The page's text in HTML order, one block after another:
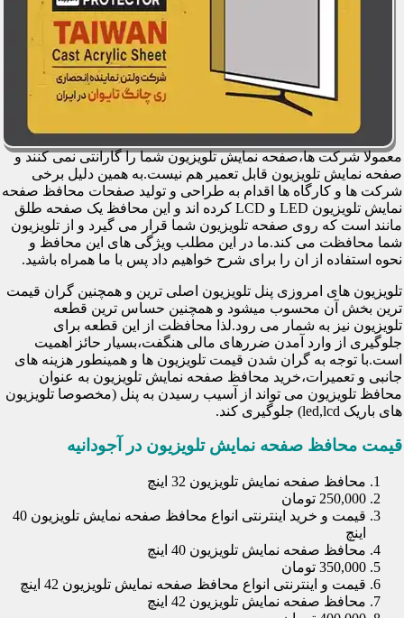
معمولا شرکت ها،صفحه نمایش تلویزیون شما را گارانتی نمی کنند و
صفحه نمایش تلویزیون قابل تعمیر هم نیست.به همین دلیل برخی
شرکت ها و کارگاه ها اقدام به طراحی و تولید صفحات محافظ صفحه
نمایش تلویزیون LED و LCD کرده اند و این محافظ یک صفحه طلق
مانند است که روی صفحه تلویزیون شما قرار می گیرد و از تلویزیون
شما محافظت می کند.ما در این مطلب ویژگی های این محافظ و
نحوه استفاده از ان را برای شرح خواهیم داد پس با ما همراه باشید.
تلویزیون های امروزی پنل تلویزیون اصلی ترین و همچنین گران قیمت
ترین بخش آن محسوب میشود و همچنین حساس ترین قطعه
تلویزیون نیز به شمار می رود.لذا محافظت از این قطعه برای
جلوگیری از وارد آمدن ضررهای مالی هنگفت،بسیار حائز اهمیت
است.با توجه به گران شدن قیمت تلویزیون ها و همینطور هزینه های
جانبی و تعمیرات،خرید محافظ صفحه نمایش تلویزیون به عنوان
محافظ تلویزیون می تواند از آسیب رسیدن به پنل (مخصوصا تلویزیون
های باریک led,lcd) جلوگیری کند.
قیمت محافظ صفحه نمایش تلویزیون در آجودانیه
محافظ صفحه نمایش تلویزیون 32 اینچ
250,000 تومان
قیمت و خرید اینترنتی انواع محافظ صفحه نمایش تلویزیون 40
اینچ
محافظ صفحه نمایش تلویزیون 40 اینچ
350,000 تومان
قیمت و اینترنتی انواع محافظ صفحه نمایش تلویزیون 42 اینچ
محافظ صفحه نمایش تلویزیون 42 اینچ